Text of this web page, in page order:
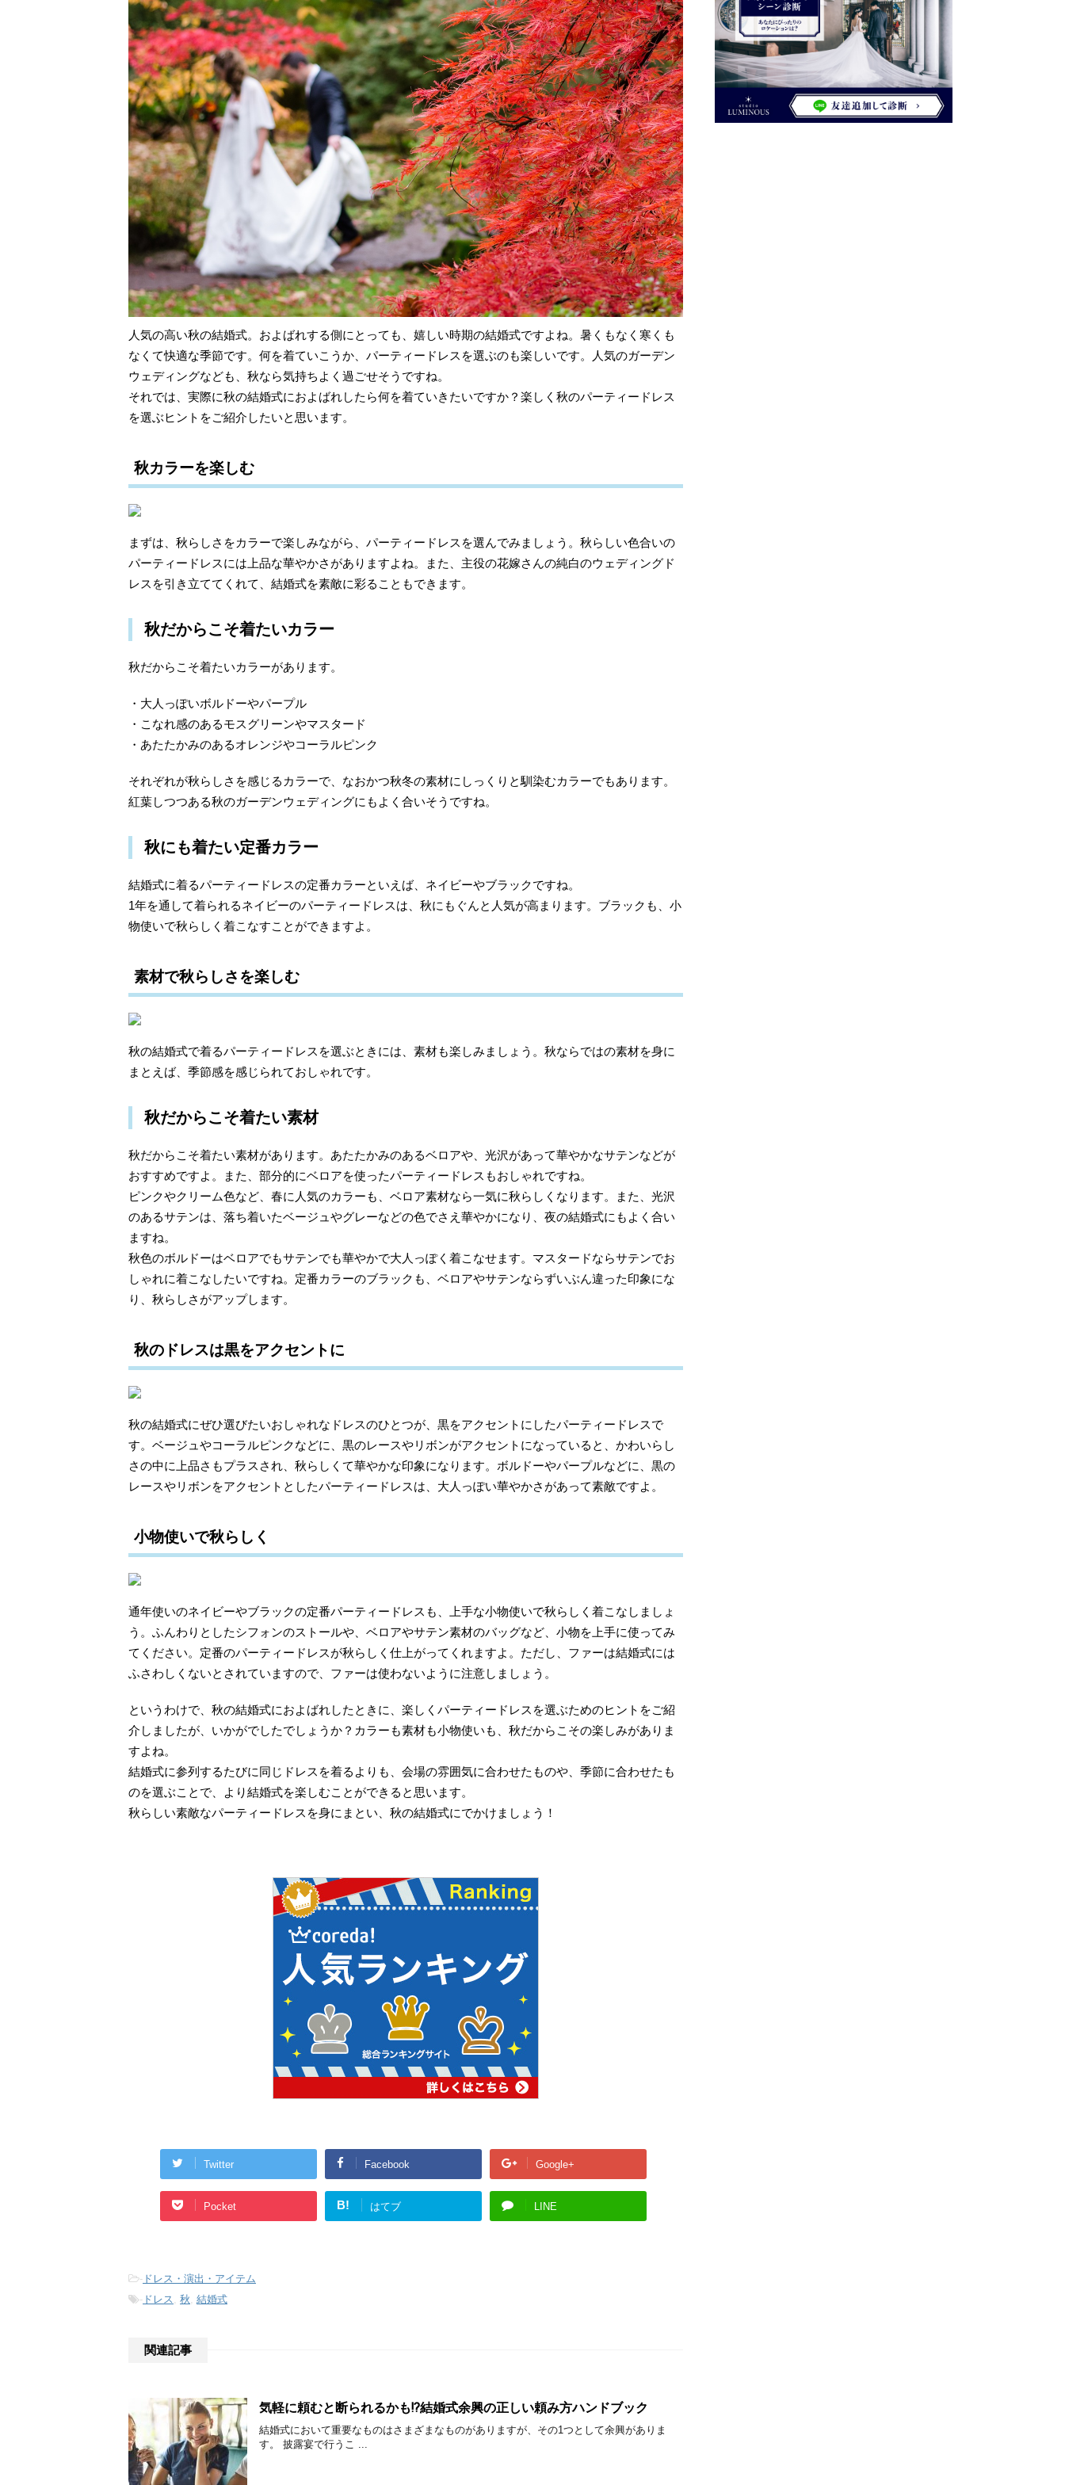
人気の高い秋の結婚式。およばれする側にとっても、嬉しい時期の結婚式ですよね。暑くもなく寒くも
なくて快適な季節です。何を着ていこうか、パーティードレスを選ぶのも楽しいです。人気のガーデン
ウェディングなども、秋なら気持ちよく過ごせそうですね。
それでは、実際に秋の結婚式におよばれしたら何を着ていきたいですか？楽しく秋のパーティードレス
を選ぶヒントをご紹介したいと思います。
秋カラーを楽しむ
まずは、秋らしさをカラーで楽しみながら、パーティードレスを選んでみましょう。秋らしい色合いの
パーティードレスには上品な華やかさがありますよね。また、主役の花嫁さんの純白のウェディングド
レスを引き立ててくれて、結婚式を素敵に彩ることもできます。
秋だからこそ着たいカラー
秋だからこそ着たいカラーがあります。
・大人っぽいボルドーやパープル
・こなれ感のあるモスグリーンやマスタード
・あたたかみのあるオレンジやコーラルピンク
それぞれが秋らしさを感じるカラーで、なおかつ秋冬の素材にしっくりと馴染むカラーでもあります。
紅葉しつつある秋のガーデンウェディングにもよく合いそうですね。
秋にも着たい定番カラー
結婚式に着るパーティードレスの定番カラーといえば、ネイビーやブラックですね。
1年を通して着られるネイビーのパーティードレスは、秋にもぐんと人気が高まります。ブラックも、小
物使いで秋らしく着こなすことができますよ。
素材で秋らしさを楽しむ
秋の結婚式で着るパーティードレスを選ぶときには、素材も楽しみましょう。秋ならではの素材を身に
まとえば、季節感を感じられておしゃれです。
秋だからこそ着たい素材
秋だからこそ着たい素材があります。あたたかみのあるベロアや、光沢があって華やかなサテンなどが
おすすめですよ。また、部分的にベロアを使ったパーティードレスもおしゃれですね。
ピンクやクリーム色など、春に人気のカラーも、ベロア素材なら一気に秋らしくなります。また、光沢
のあるサテンは、落ち着いたベージュやグレーなどの色でさえ華やかになり、夜の結婚式にもよく合い
ますね。
秋色のボルドーはベロアでもサテンでも華やかで大人っぽく着こなせます。マスタードならサテンでお
しゃれに着こなしたいですね。定番カラーのブラックも、ベロアやサテンならずいぶん違った印象にな
り、秋らしさがアップします。
秋のドレスは黒をアクセントに
秋の結婚式にぜひ選びたいおしゃれなドレスのひとつが、黒をアクセントにしたパーティードレスで
す。ベージュやコーラルピンクなどに、黒のレースやリボンがアクセントになっていると、かわいらし
さの中に上品さもプラスされ、秋らしくて華やかな印象になります。ボルドーやパープルなどに、黒の
レースやリボンをアクセントとしたパーティードレスは、大人っぽい華やかさがあって素敵ですよ。
小物使いで秋らしく
通年使いのネイビーやブラックの定番パーティードレスも、上手な小物使いで秋らしく着こなしましょ
う。ふんわりとしたシフォンのストールや、ベロアやサテン素材のバッグなど、小物を上手に使ってみ
てください。定番のパーティードレスが秋らしく仕上がってくれますよ。ただし、ファーは結婚式には
ふさわしくないとされていますので、ファーは使わないように注意しましょう。
というわけで、秋の結婚式におよばれしたときに、楽しくパーティードレスを選ぶためのヒントをご紹
介しましたが、いかがでしたでしょうか？カラーも素材も小物使いも、秋だからこその楽しみがありま
すよね。
結婚式に参列するたびに同じドレスを着るよりも、会場の雰囲気に合わせたものや、季節に合わせたも
のを選ぶことで、より結婚式を楽しむことができると思います。
秋らしい素敵なパーティードレスを身にまとい、秋の結婚式にでかけましょう！
Twitter Facebook Google+
Pocket B! はてブ LINE
- ドレス・演出・アイテム
- ドレス, 秋, 結婚式
関連記事
気軽に頼むと断られるかも!?結婚式余興の正しい頼み方ハンドブック
結婚式において重要なものはさまざまなものがありますが、その1つとして余興がありま
す。 披露宴で行うこ ...